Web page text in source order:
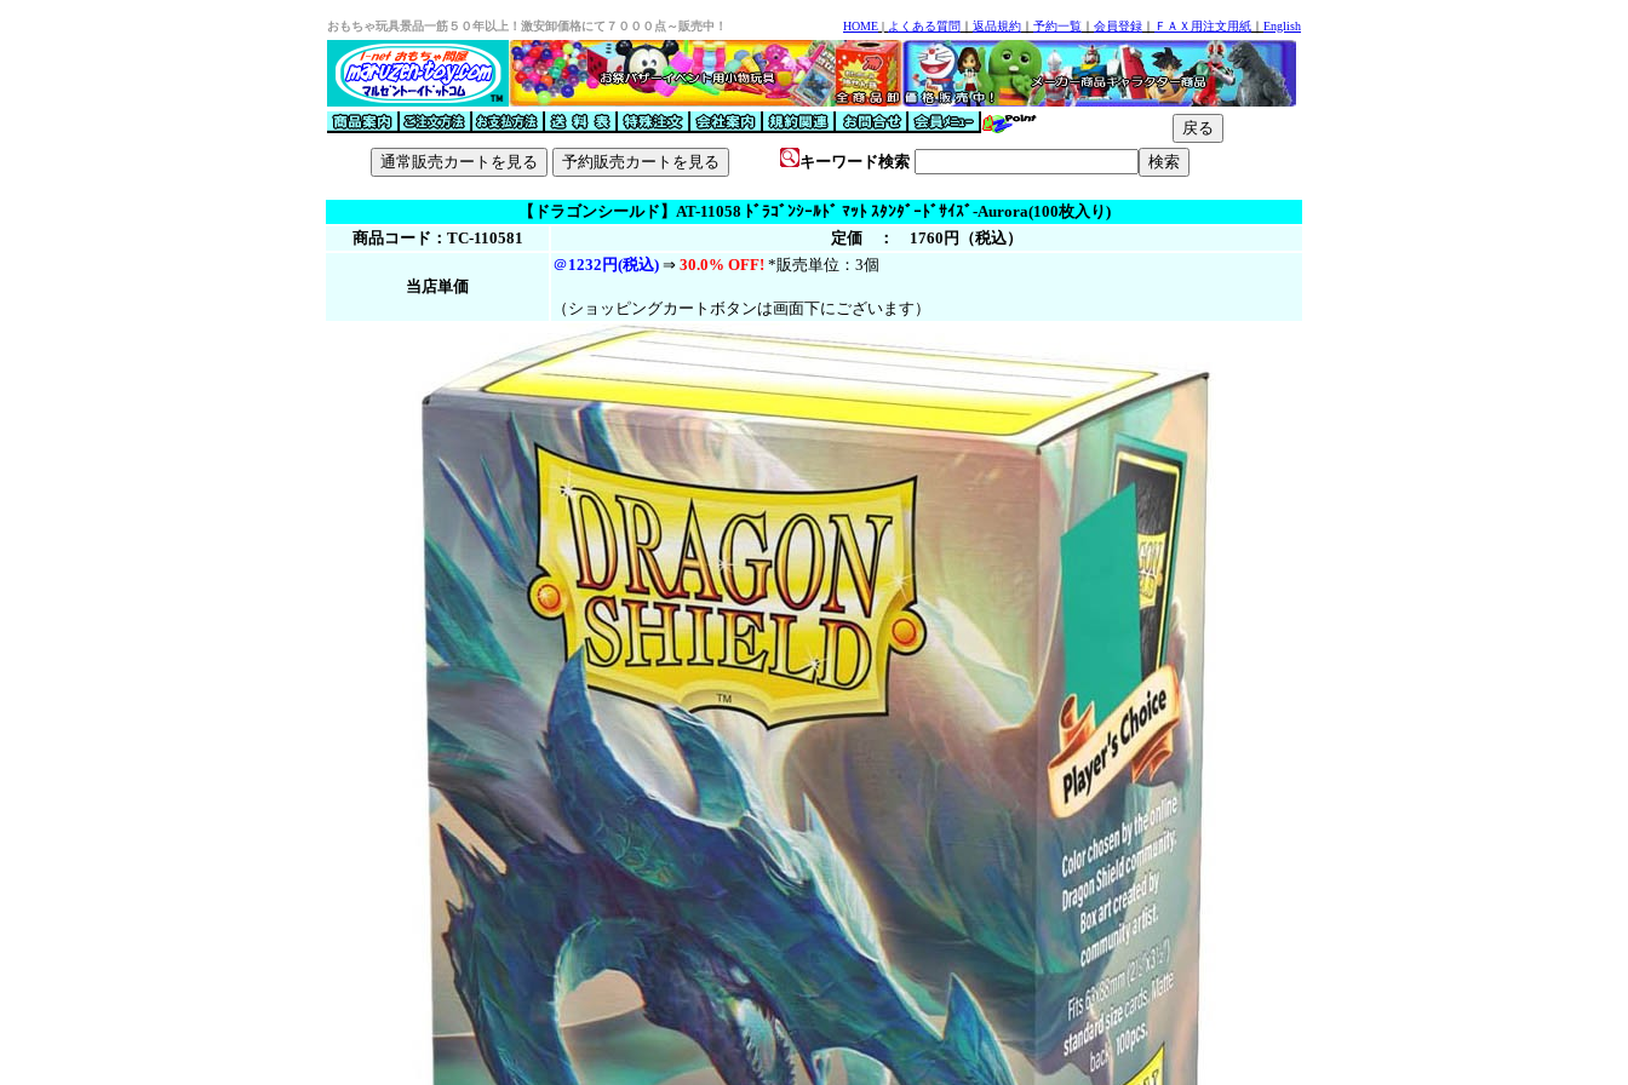
おもちゃ玩具景品一筋５０年以上！激安卸価格にて７０００点～販売中！ HOME | よくある質問 ｜ 返品規約 ｜ 予約一覧 ｜ 会員登録 ｜ ＦＡＸ用注文用紙 ｜ English
キーワード検索
【ドラゴンシールド】AT-11058 ﾄﾞﾗｺﾞﾝｼｰﾙﾄﾞ ﾏｯﾄ ｽﾀﾝﾀﾞｰﾄﾞｻｲｽﾞ-Aurora(100枚入り)
商品コード：TC-110581
定価 ： 1760円（税込）
当店単価
＠1232円(税込) ⇒ 30.0% OFF! *販売単位：3個
（ショッピングカートボタンは画面下にございます）